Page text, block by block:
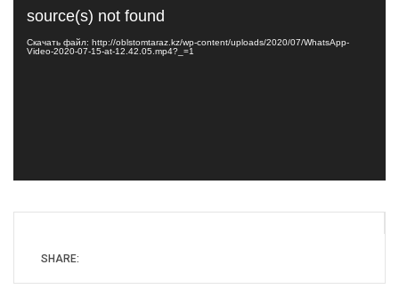
source(s) not found
Скачать файл: http://oblstomtaraz.kz/wp-content/uploads/2020/07/WhatsApp-
Video-2020-07-15-at-12.42.05.mp4?_=1
SHARE: